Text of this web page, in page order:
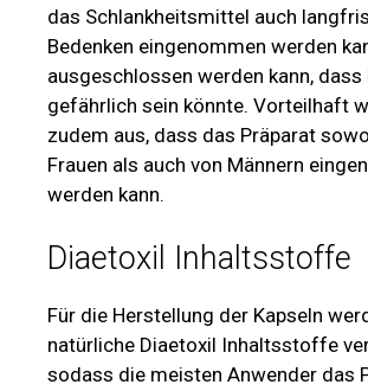
das Schlankheitsmittel auch
Bedenken eingenommen werden
ausgeschlossen werden kann, dass
gefährlich sein könnte. Vorteilhaft
zudem aus, dass das Präparat
Frauen als auch von Männern
werden kann.
Diaetoxil Inhaltsstoffe
Für die Herstellung der Kapseln
natürliche Diaetoxil Inhaltsstoffe
sodass die meisten Anwender das